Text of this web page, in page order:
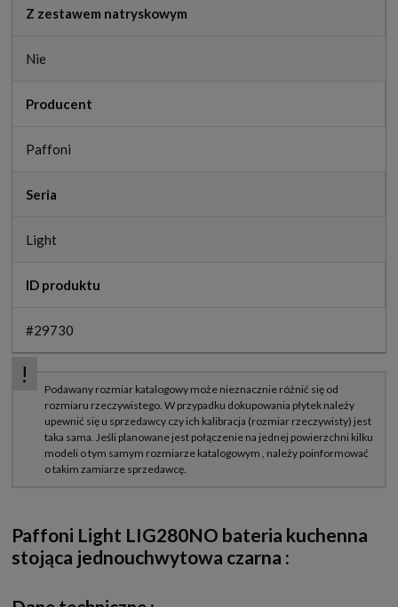
Z zestawem natryskowym
Nie
Producent
Paffoni
Seria
Light
ID produktu
#29730
Paffoni Light LIG280NO bateria kuchenna
stojąca jednouchwytowa czarna :